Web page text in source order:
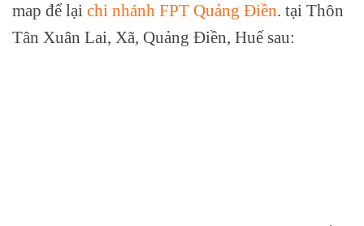
map để lại chi nhánh FPT Quảng Điền. tại Thôn
Tân Xuân Lai, Xã, Quảng Điền, Huế sau: